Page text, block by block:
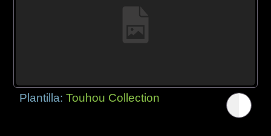
Plantilla:Touhou Collection